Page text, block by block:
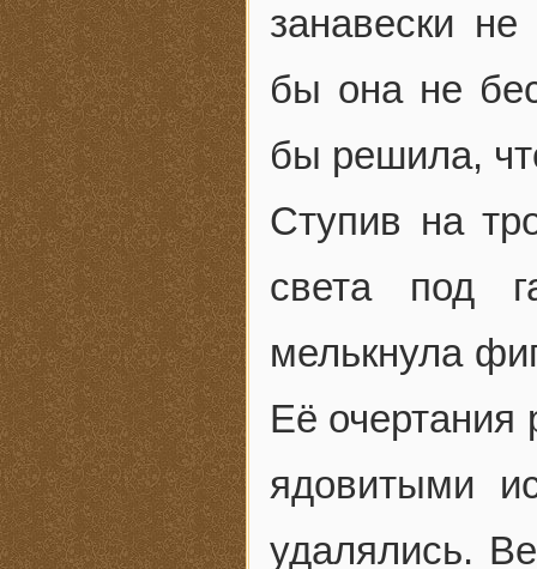
занавески
бы она не
бы решила,
Ступив на
света под
мелькнула
Её очертания
ядовитыми
удалялись.